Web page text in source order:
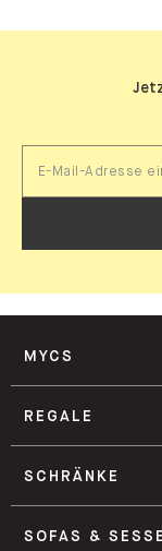
MYCS
REGALE
SCHRÄNKE
SOFAS &